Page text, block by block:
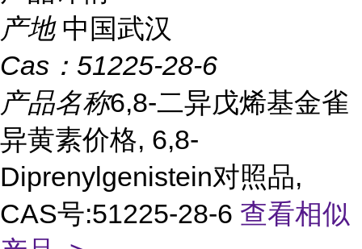
产地 中国武汉
Cas： 51225-28-6
产品名称6,8-二异戊烯基金雀
异黄素价格, 6,8-
Diprenylgenistein对照品,
CAS号:51225-28-6 查看相似